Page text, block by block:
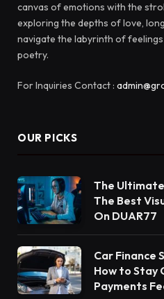
canvas of emotions with the
exploring the depths of love,
navigate the labyrinth of
poetry.
For Inquiries Contact :
OUR PICKS
The Ultimate
The Best
On DUAR77
Car Finance
How to Stay
Payments